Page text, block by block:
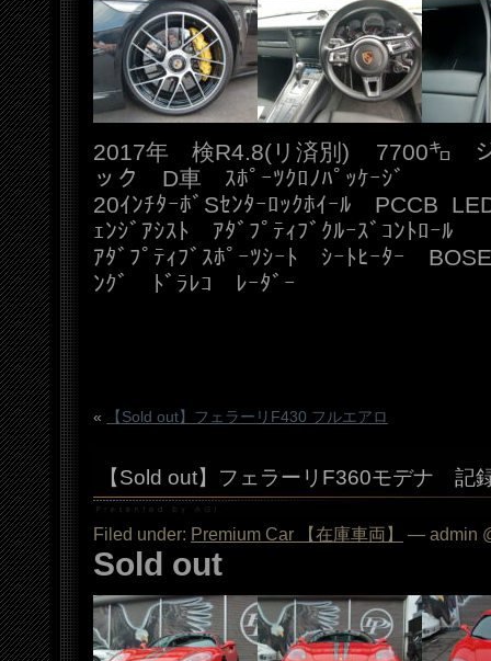
2017年 検R4.8(リ済別) 7700㌔ ジ
ック D車 ｽﾎﾟｰﾂｸﾛﾉﾊﾟｯｹｰｼﾞ
20ｲﾝﾁﾀｰﾎﾞSｾﾝﾀｰﾛｯｸﾎｲｰﾙ PCCB
ｪﾝｼﾞｱｼｽﾄ ｱﾀﾞﾌﾟﾃｨﾌﾞｸﾙｰｽﾞｺﾝﾄﾛｰﾙ
ｱﾀﾞﾌﾟﾃｨﾌﾞｽﾎﾟｰﾂｼｰﾄ ｼｰﾄﾋｰﾀｰ
ﾝｸﾞ ﾄﾞﾗﾚｺ ﾚｰﾀﾞｰ
« 【Sold out】フェラーリF430 フルエアロ
【Sold out】フェラーリF360モデナ
Filed under: Premium Car 【在庫車両】 — admin
Sold out